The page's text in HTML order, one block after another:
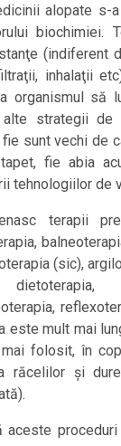
alopate s-a
biochimiei.
(indiferent
inhalaţii
organismul să
strategii de
sunt vechi de
fie abia
tehnologiilor de
terapii
(sic),
dietoterapia,
este mult mai
folosit, în
răcelilor și
proceduri